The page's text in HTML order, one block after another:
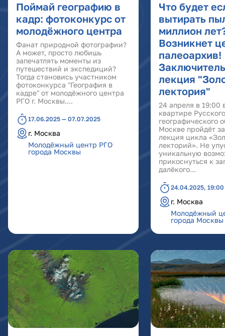
Поймай географию в
кадр: фотоконкурс от
молодёжного центра
Фанат природной фотографии?
А может, просто любишь
запечатлять моменты из
путешествий и экспедиций?
Тогда становись участником
фотоконкурса "География в
кадре" от молодёжного центра
РГО г. Москвы....
17.06.2025 — 07.07.2025
г. Москва
Молодёжный центр РГО
города Москвы
Что будет
вытирать
миллион
Возникнет
палеоархив!
лекция
лектория"
24 апреля в 19:00
квартире Русского
географического
Москве пройдёт
лекция цикла
лекторий». Не
уникальную
прикоснуться к
далёкого...
24.04.2025, 19:00
г. Москва
Молодёжный
города Москвы